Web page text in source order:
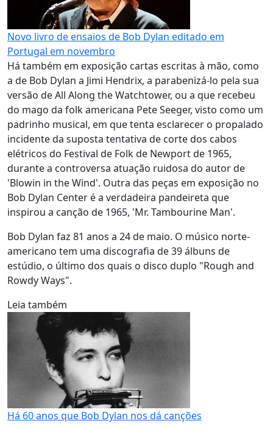
Novo livro de ensaios de Bob Dylan editado em
Portugal em novembro
Há também em exposição cartas escritas à mão, como
a de Bob Dylan a Jimi Hendrix, a parabenizá-lo pela sua
versão de All Along the Watchtower, ou a que recebeu
do mago da folk americana Pete Seeger, visto como um
padrinho musical, em que tenta esclarecer o propalado
incidente da suposta tentativa de corte dos cabos
elétricos do Festival de Folk de Newport de 1965,
durante a controversa atuação ruidosa do autor de
'Blowin in the Wind'. Outra das peças em exposição no
Bob Dylan Center é a verdadeira pandeireta que
inspirou a canção de 1965, 'Mr. Tambourine Man'.
Bob Dylan faz 81 anos a 24 de maio. O músico norte-
americano tem uma discografia de 39 álbuns de
estúdio, o último dos quais o disco duplo "Rough and
Rowdy Ways".
Leia também
Há 60 anos que Bob Dylan nos dá canções